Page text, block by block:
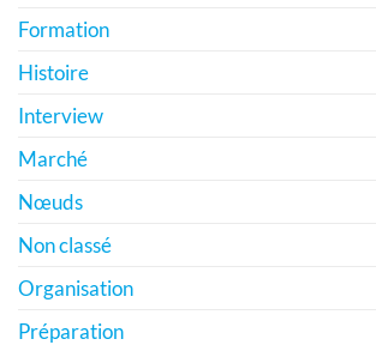
Formation
Histoire
Interview
Marché
Nœuds
Non classé
Organisation
Préparation